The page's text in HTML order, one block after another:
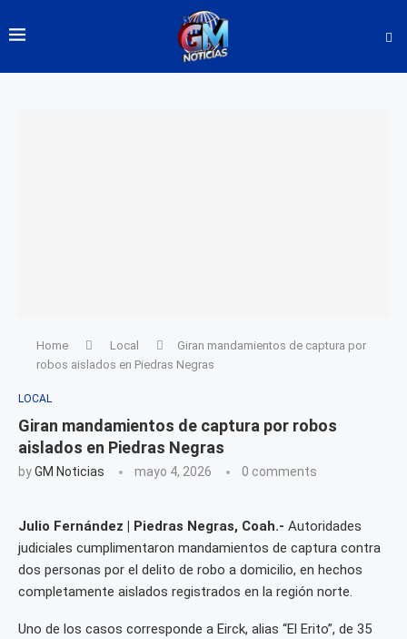
Home Local
Giran mandamientos de captura por
robos aislados en Piedras Negras
LOCAL
Giran mandamientos de captura por robos
aislados en Piedras Negras
byGM Noticias mayo 4, 2026 0 comments
Julio Fernández | Piedras Negras, Coah.- Autoridades
judiciales cumplimentaron mandamientos de captura contra
dos personas por el delito de robo a domicilio, en hechos
completamente aislados registrados en la región norte.
Uno de los casos corresponde a Eirck, alias “El Erito”, de 35